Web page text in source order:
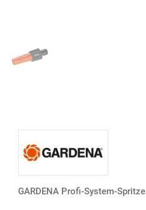
GARDENA Profi-System-Spritze